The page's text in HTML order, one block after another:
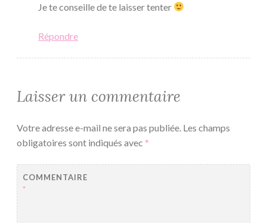
Je te conseille de te laisser tenter
Répondre
Laisser un commentaire
Votre adresse e-mail ne sera pas publiée. Les champs
obligatoires sont indiqués avec *
COMMENTAIRE
*